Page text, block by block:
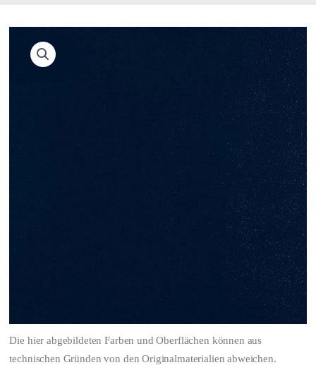
Die hier abgebildeten Farben und Oberflächen können aus
technischen Gründen von den Originalmaterialien abweichen.